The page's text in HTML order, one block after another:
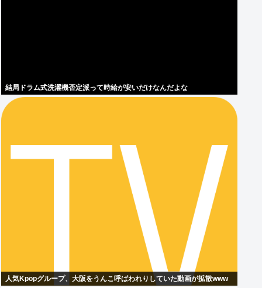
結局ドラム式洗濯機否定派って時給が安いだけなんだよな
人気Kpopグループ、大阪をうんこ呼ばわれりしていた動画が拡散www